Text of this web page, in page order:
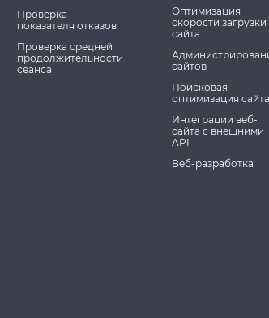
Проверка
показателя отказов
Проверка средней
продолжительности
сеанса
Оптимизация
скорости загрузки
сайта
сайтов
Поисковая
оптимизация сайта
Интеграции веб-
сайта с внешними
API
Веб-разработка